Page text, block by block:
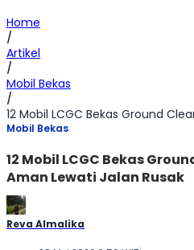
Home
/
Artikel
/
Mobil Bekas
/
Mobil Bekas
12 Mobil LCGC Bekas
Aman Lewati Jalan Rusak
Reva Almalika